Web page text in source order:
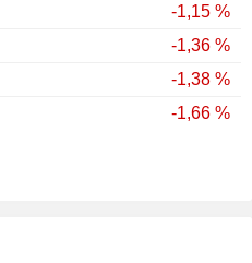
-1,15 %
-1,36 %
-1,38 %
-1,66 %